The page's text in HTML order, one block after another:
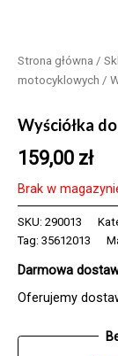
Strona główna /
motocyklowych /
Wyściółka
159,00 zł
Brak w
SKU: 290013
Tag: 35612013
Darmowa
Oferujemy